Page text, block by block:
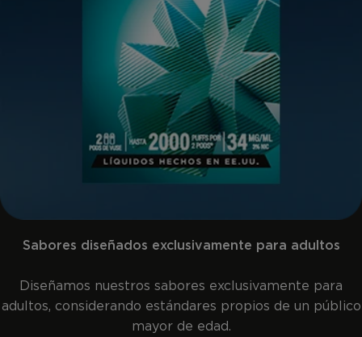
Sabores diseñados exclusivamente para adultos
Diseñamos nuestros sabores exclusivamente para
adultos, considerando estándares propios de un público
mayor de edad.